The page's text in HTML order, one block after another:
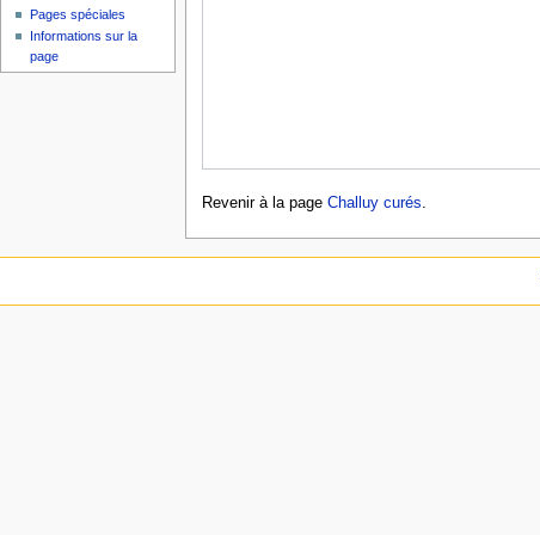
Revenir à la page Challuy curés.
Pages spéciales
Informations sur la
page